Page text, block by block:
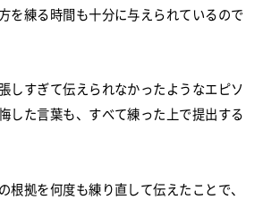
を練る時間も十分に与えられているので
しすぎて伝えられなかったようなエピソ
した言葉も、すべて練った上で提出する
根拠を何度も練り直して伝えたことで、